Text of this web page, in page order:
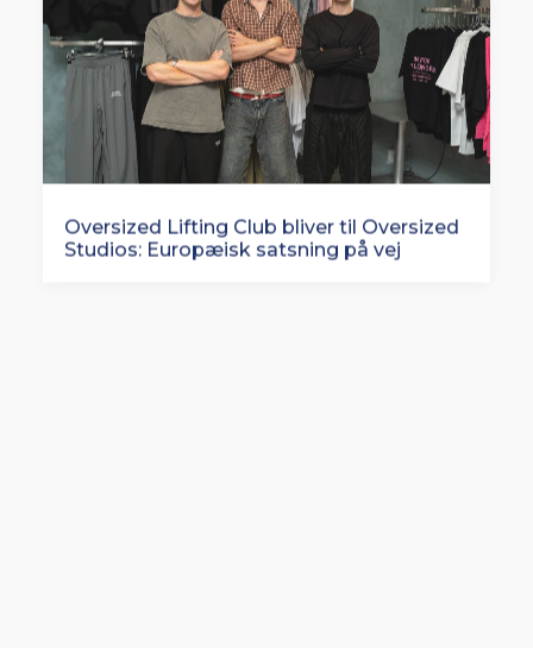
Oversized Lifting Club bliver til Oversized
Studios: Europæisk satsning på vej